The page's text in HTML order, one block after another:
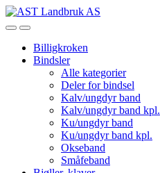
Skip
to
Skip
to
OpenClose
Billigkroken
Bindsler
Alle kategorier
Deler for bindsel
Kalv/ungdyr band
Kalv/ungdyr band kpl.
Ku/ungdyr band
Ku/ungdyr band kpl.
Okseband
Småfeband